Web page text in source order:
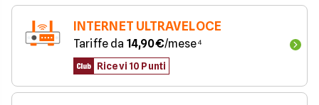
INTERNET ULTRAVELOCE
Tariffe da 14,90€/mese⁴
Ricevi 10 Punti